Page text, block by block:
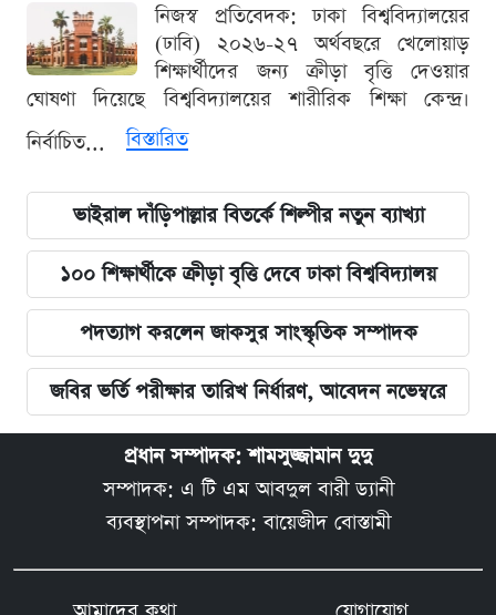
নিজস্ব প্রতিবেদক: ঢাকা বিশ্ববিদ্যালয়ের
(ঢাবি) ২০২৬-২৭ অর্থবছরে খেলোয়াড়
শিক্ষার্থীদের জন্য ক্রীড়া বৃত্তি দেওয়ার
ঘোষণা দিয়েছে বিশ্ববিদ্যালয়ের শারীরিক শিক্ষা কেন্দ্র।
নির্বাচিত...
বিস্তারিত
ভাইরাল দাঁড়িপাল্লার বিতর্কে শিল্পীর নতুন ব্যাখ্যা
১০০ শিক্ষার্থীকে ক্রীড়া বৃত্তি দেবে ঢাকা বিশ্ববিদ্যালয়
পদত্যাগ করলেন জাকসুর সাংস্কৃতিক সম্পাদক
জবির ভর্তি পরীক্ষার তারিখ নির্ধারণ, আবেদন নভেম্বরে
প্রধান সম্পাদক: শামসুজ্জামান দুদু
সম্পাদক: এ টি এম আবদুল বারী ড্যানী
ব্যবস্থাপনা সম্পাদক: বায়েজীদ বোস্তামী